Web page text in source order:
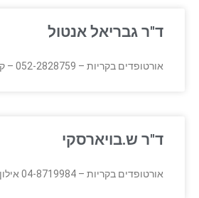
ד"ר גבריאל אנטול
אורטופדים בקריות – 052-2828759 – קריות
ד"ר ש.בויארסקי
אורטופדים בקריות – 04-8719984 אילון 15 קרית ביאליק